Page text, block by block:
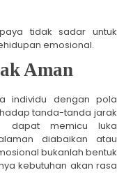
tidak sadar untuk
emosional.
Aman
individu dengan pola
tanda-tanda jarak
dapat memicu luka
diabaikan atau
bukanlah bentuk
kebutuhan akan rasa